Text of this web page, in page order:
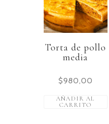
Torta de pollo
media
$980,00
AÑADIR AL
CARRITO